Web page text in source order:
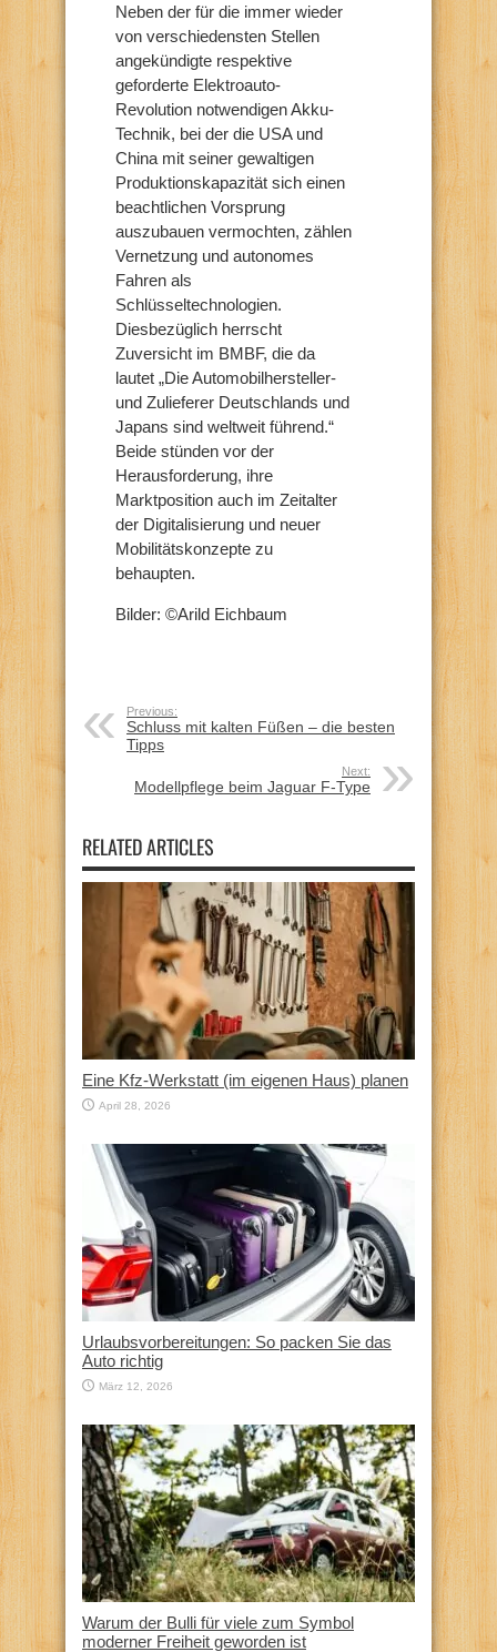
Neben der für die immer wieder
von verschiedensten Stellen
angekündigte respektive
geforderte Elektroauto-
Revolution notwendigen Akku-
Technik, bei der die USA und
China mit seiner gewaltigen
Produktionskapazität sich einen
beachtlichen Vorsprung
auszubauen vermochten, zählen
Vernetzung und autonomes
Fahren als
Schlüsseltechnologien.
Diesbezüglich herrscht
Zuversicht im BMBF, die da
lautet „Die Automobilhersteller-
und Zulieferer Deutschlands und
Japans sind weltweit führend.“
Beide stünden vor der
Herausforderung, ihre
Marktposition auch im Zeitalter
der Digitalisierung und neuer
Mobilitätskonzepte zu
behaupten.
Bilder: ©Arild Eichbaum
Previous:
Schluss mit kalten Füßen – die besten
Tipps
Next:
Modellpflege beim Jaguar F-Type
RELATED ARTICLES
Eine Kfz‑Werkstatt (im eigenen Haus) planen
April 28, 2026
Urlaubsvorbereitungen: So packen Sie das
Auto richtig
März 12, 2026
Warum der Bulli für viele zum Symbol
moderner Freiheit geworden ist